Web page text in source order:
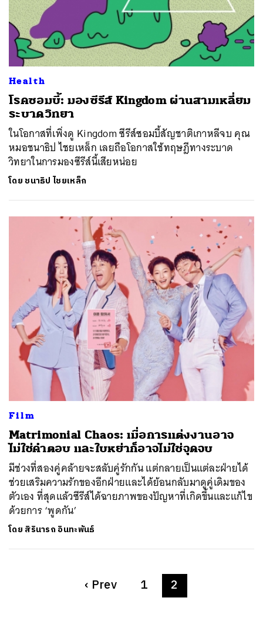
Health
โรคซอมบี้: มองซีรีส์ Kingdom ผ่านสามเหลี่ยม
ระบาดวิทยา
ในโอกาสที่เพิ่งดู Kingdom ซีรีส์ซอมบี้สัญชาติเกาหลีจบ คุณ
หมอชนาธิป ไชยเหล็ก เลยถือโอกาสใช้ทฤษฎีทางระบาด
วิทยาในการมองซีรีส์นี้เสียหน่อย
โดย ชนาธิป ไชยเหล็ก
Film
Matrimonial Chaos: เมื่อการแต่งงานอาจ
ไม่ใช่คำตอบ และใบหย่าก็อาจไม่ใช่จุดจบ
มีช่วงที่สองคู่คล้ายจะสลับคู่รักกัน แต่กลายเป็นแต่ละฝ่ายได้
ช่วยเสริมความรักของอีกฝ่ายและได้ย้อนกลับมาดูคู่เดิมของ
ตัวเอง ที่สุดแล้วซีรีส์ได้ฉายภาพของปัญหาที่เกิดขึ้นและแก้ไข
ด้วยการ ‘พูดกัน’
โดย สิรินารถ อินทะพันธ์
‹ Prev 1 2